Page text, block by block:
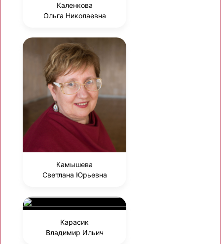
Каленкова
Ольга Николаевна
Камышева
Светлана Юрьевна
Карасик
Владимир Ильич